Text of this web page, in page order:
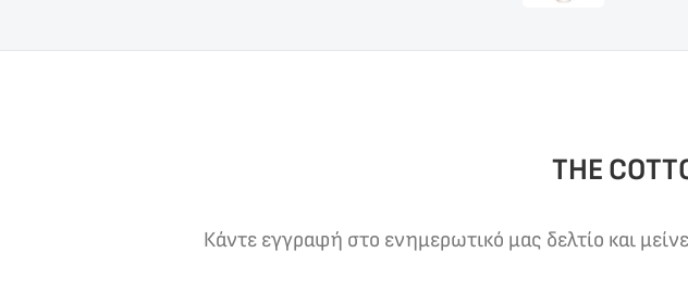
THE
Κάντε εγγραφή στο ενημερωτικό μας δελτίο και